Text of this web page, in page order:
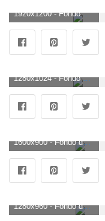
1920x1200 - Fondo de pantalla de 1920x1200. Fondo de pantalla de enamorados.
1280x1024 - Fondo de pantalla de 1280x1024. Wallpaper de enamorados.
1600x900 - Fondo de pantalla de 1600x900. Fondo para computadora de enamorados.
1280x960 - Fondo de pantalla de 1280x960. Imágen de enamorados.